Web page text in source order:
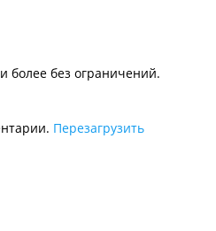
более без ограничений.
Перезагрузить